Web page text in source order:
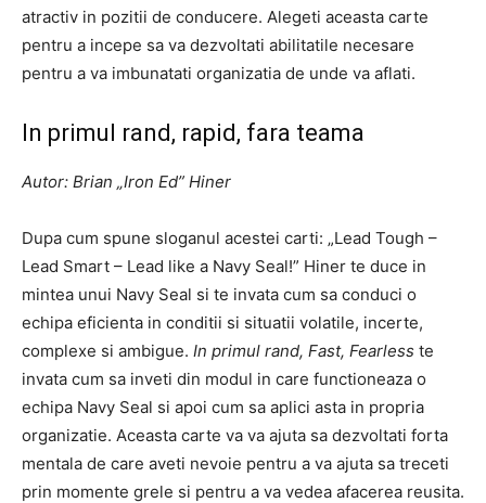
atractiv in pozitii de conducere. Alegeti aceasta carte
pentru a incepe sa va dezvoltati abilitatile necesare
pentru a va imbunatati organizatia de unde va aflati.
In primul rand, rapid, fara teama
Autor: Brian „Iron Ed” Hiner
Dupa cum spune sloganul acestei carti: „Lead Tough –
Lead Smart – Lead like a Navy Seal!” Hiner te duce in
mintea unui Navy Seal si te invata cum sa conduci o
echipa eficienta in conditii si situatii volatile, incerte,
complexe si ambigue. In primul rand, Fast, Fearless te
invata cum sa inveti din modul in care functioneaza o
echipa Navy Seal si apoi cum sa aplici asta in propria
organizatie. Aceasta carte va va ajuta sa dezvoltati forta
mentala de care aveti nevoie pentru a va ajuta sa treceti
prin momente grele si pentru a va vedea afacerea reusita.